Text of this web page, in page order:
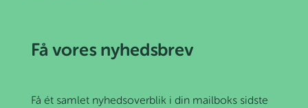
Få vores nyhedsbrev
Få ét samlet nyhedsoverblik i din mailboks sidste